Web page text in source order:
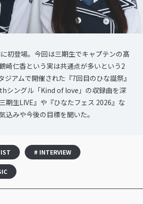
初登場。今回は三期生でキャプテンの髙
崎仁香という実は共通点が多いという2
ジアムで開催された『7回目のひな誕祭』
シングル「Kind of love」の収録曲を深
期生LIVE』や『ひなたフェス 2026』な
込みや今後の目標を聞いた。
# INTERVIEW